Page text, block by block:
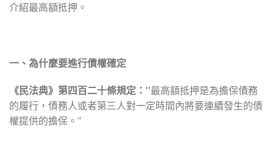
介紹最高額抵押。
一、為什麼要進行債權確定
《民法典》第四百二十條規定：’’最高額抵押是為擔保債務
的履行，債務人或者第三人對一定時間內將要連續發生的債
權提供的擔保。’’